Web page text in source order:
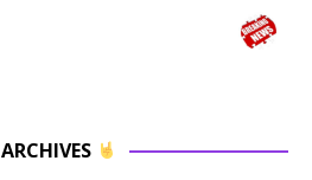
ARCHIVES